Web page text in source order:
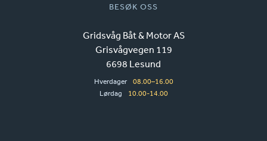
BESØK OSS
Gridsvåg Båt & Motor AS
Grisvågvegen 119
6698 Lesund
Hverdager
08.00–16.00
Lørdag
10.00-14.00